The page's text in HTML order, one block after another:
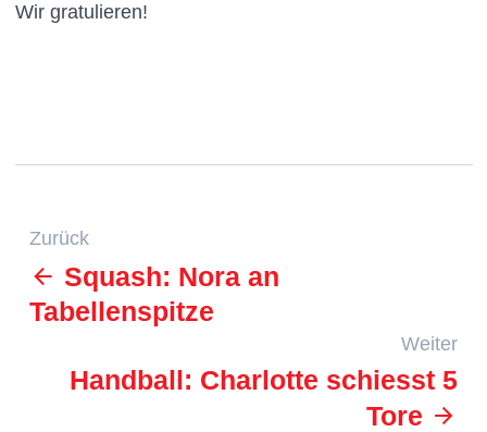
Wir gratulieren!
Zurück
Squash: Nora an
Tabellenspitze
Weiter
Handball: Charlotte schiesst 5
Tore